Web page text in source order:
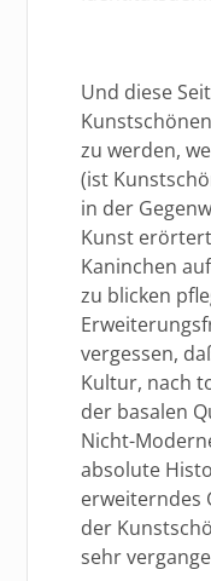
Und diese
zu werden,
(ist
in der
Kunst
Kaninchen
zu blicken
vergessen,
Kultur, nach
der basalen
Nicht-
absolute
erweiterndes
der
sehr